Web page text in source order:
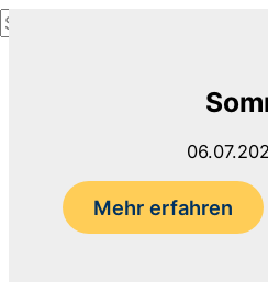
Zum
Inhalt
Suchen
nach:
Mehr erfahren